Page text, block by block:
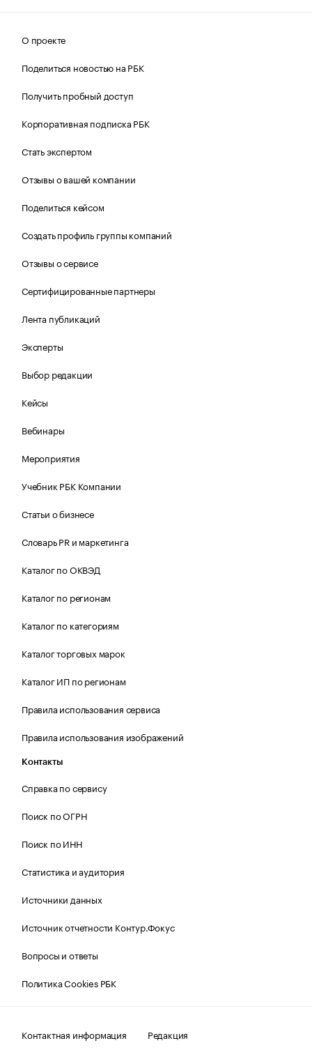
О проекте
Поделиться новостью на РБК
Получить пробный доступ
Корпоративная подписка РБК
Стать экспертом
Отзывы о вашей компании
Поделиться кейсом
Создать профиль группы компаний
Отзывы о сервисе
Сертифицированные партнеры
Лента публикаций
Эксперты
Выбор редакции
Кейсы
Вебинары
Мероприятия
Учебник РБК Компании
Статьи о бизнесе
Словарь PR и маркетинга
Каталог по ОКВЭД
Каталог по регионам
Каталог по категориям
Каталог торговых марок
Каталог ИП по регионам
Правила использования сервиса
Правила использования изображений
Контакты
Справка по сервису
Поиск по ОГРН
Поиск по ИНН
Статистика и аудитория
Источники данных
Источник отчетности Контур.Фокус
Вопросы и ответы
Политика Cookies РБК
Контактная информация
Редакция